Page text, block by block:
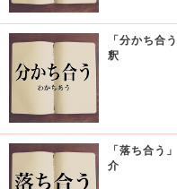
「分かち合
釈
「落ち合う
介